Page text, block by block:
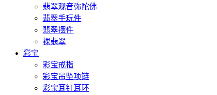
翡翠观音弥陀佛
翡翠手玩件
翡翠摆件
裸翡翠
彩宝
彩宝戒指
彩宝吊坠项链
彩宝耳钉耳环